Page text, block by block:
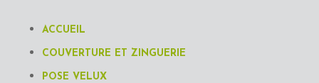
ACCUEIL
COUVERTURE ET ZINGUERIE
POSE VELUX